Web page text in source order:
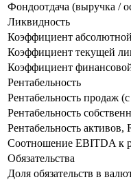
Фондоотдача (выручка /
Ликвидность
Коэффициент
Коэффициент текущей
Коэффициент
Рентабельность
Рентабельность продаж
Рентабельность
Рентабельность активов,
Соотношение EBITDA к
Обязательства
Доля обязательств в